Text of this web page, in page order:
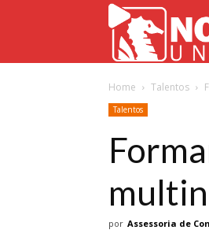
Home Talentos
Talentos
por Assessoria de